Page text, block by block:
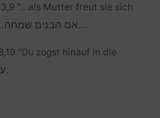
“…als Mutter freut sie sich
…אם הבנים.
“Du zogst hinauf in die
.